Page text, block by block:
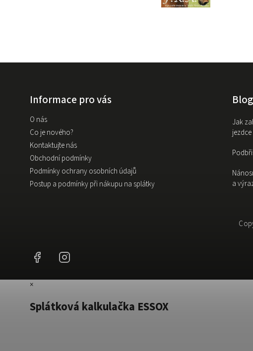
Informace pro vás
O nás
Co je nového?
Kontaktujte nás
Obchodní podmínky
Podmínky ochrany osobních údajů
Postup a podmínky při nákupu na splátky
Blog
Jak
jezdce
a
Facebook
×
Splátková kalkulačka ESSOX